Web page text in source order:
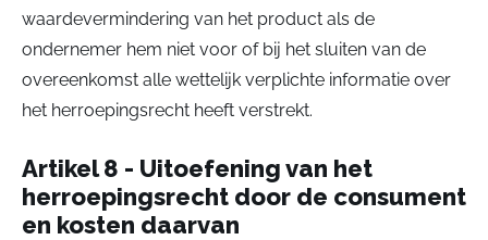
waardevermindering van het product als de
ondernemer hem niet voor of bij het sluiten van de
overeenkomst alle wettelijk verplichte informatie over
het herroepingsrecht heeft verstrekt.
Artikel 8 - Uitoefening van het
herroepingsrecht door de consument
en kosten daarvan